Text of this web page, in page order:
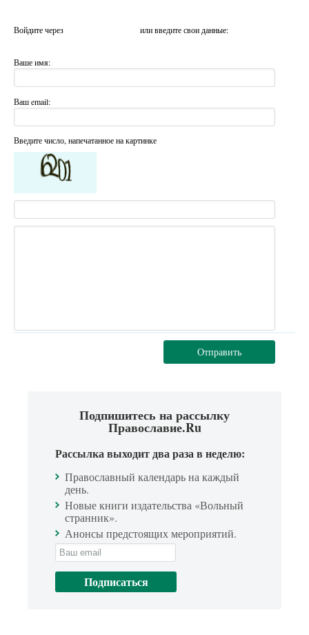
Войдите через или введите свои данные:
Ваше имя:
Ваш email:
Введите число, напечатанное на картинке
Отправить
Подпишитесь на рассылку
Православие.Ru
Рассылка выходит два раза в неделю:
Православный календарь на каждый
день.
Новые книги издательства «Вольный
странник».
Анонсы предстоящих мероприятий.